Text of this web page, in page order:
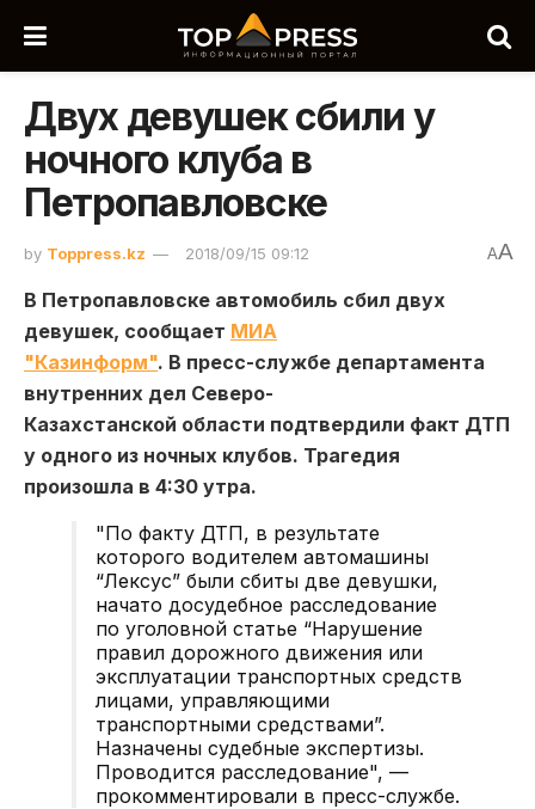
Двух девушек сбили у
ночного клуба в
Петропавловске
by Toppress.kz 2018/09/15 09:12 AA
В Петропавловске автомобиль сбил двух
девушек, сообщает МИА
"Казинформ". В пресс-службе департамента
внутренних дел Северо-
Казахстанской области подтвердили факт ДТП
у одного из ночных клубов. Трагедия
произошла в 4:30 утра.
"По факту ДТП, в результате
которого водителем автомашины
“Лексус” были сбиты две девушки,
начато досудебное расследование
по уголовной статье “Нарушение
правил дорожного движения или
эксплуатации транспортных средств
лицами, управляющими
транспортными средствами”.
Назначены судебные экспертизы.
Проводится расследование", —
прокомментировали в пресс-службе.